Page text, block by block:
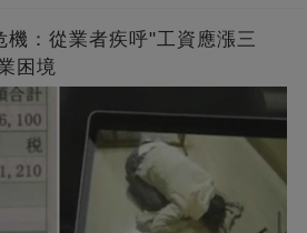
機：從業者疾呼"工資應漲三
困境